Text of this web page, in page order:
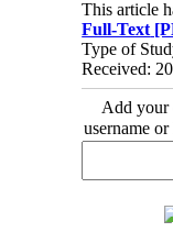
This article
Full-Text
Type of
Received:
Add your
username